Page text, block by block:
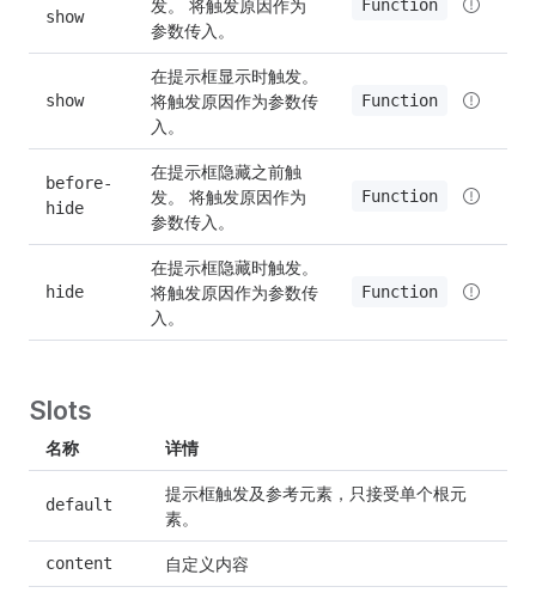
show
发。 将触发原因作为
参数传入。
Function
show
在提示框显示时触发。
将触发原因作为参数传
入。
Function
before-
hide
在提示框隐藏之前触
发。 将触发原因作为
参数传入。
Function
hide
在提示框隐藏时触发。
将触发原因作为参数传
入。
Function
Slots
名称 详情
default
提示框触发及参考元素，只接受单个根元
素。
content 自定义内容